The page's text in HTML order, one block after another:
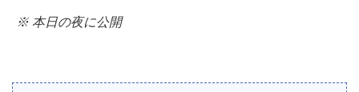
※ 本日の夜に公開